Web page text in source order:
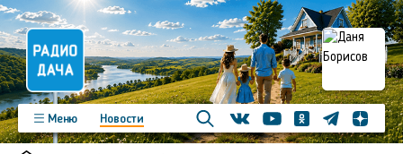
Меню
Новости
Программы
Подкасты
ВконтактеYoutubeОдноклассники
ТелеграмЯндекс